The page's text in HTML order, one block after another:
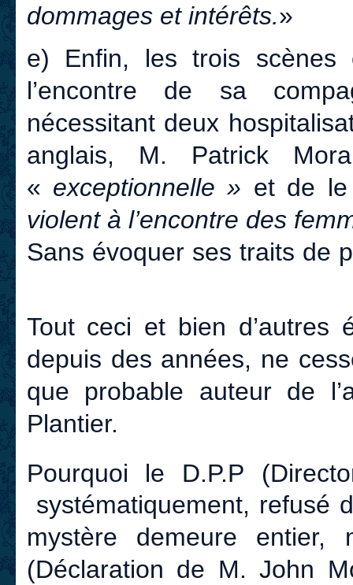
dommages et intérêts.»
e) Enfin, les trois scènes
l’encontre de sa
nécessitant deux
anglais, M. Patrick
« exceptionnelle » et de
violent à l’encontre des
Sans évoquer ses traits de
Tout ceci et bien d’autres
depuis des années, ne
que probable auteur de
Plantier.
Pourquoi le D.P.P
systématiquement, refusé
mystère demeure entier,
(Déclaration de M. John